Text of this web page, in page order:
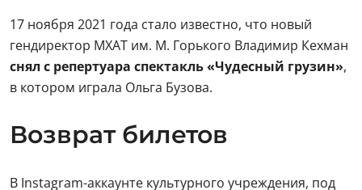
17 ноября 2021 года стало известно, что новый
гендиректор МХАТ им. М. Горького Владимир Кехман
снял с репертуара спектакль «Чудесный грузин»,
в котором играла Ольга Бузова.
Возврат билетов
В Instagram-аккаунте культурного учреждения, под